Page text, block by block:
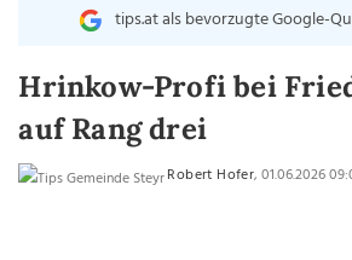
tips.at als bevorzugte Google-
Hrinkow-Profi bei
auf Rang drei
Robert Hofer, 01.06.2026